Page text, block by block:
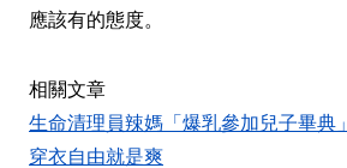
應該有的態度。
相關文章
生命清理員辣媽「爆乳參加兒子畢
穿衣自由就是爽